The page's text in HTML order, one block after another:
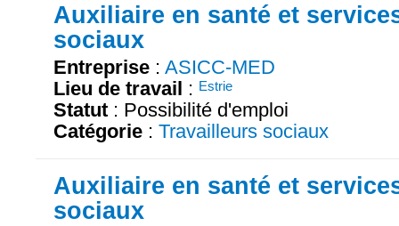
Auxiliaire en santé et
sociaux
Entreprise : ASICC-MED
Lieu de travail : Estrie
Statut : Possibilité d'emploi
Catégorie : Travailleurs sociaux
Auxiliaire en santé et
sociaux